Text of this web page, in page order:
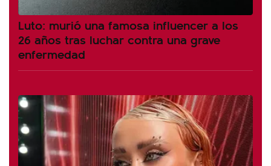
Luto: murió una famosa influencer a los
26 años tras luchar contra una grave
enfermedad